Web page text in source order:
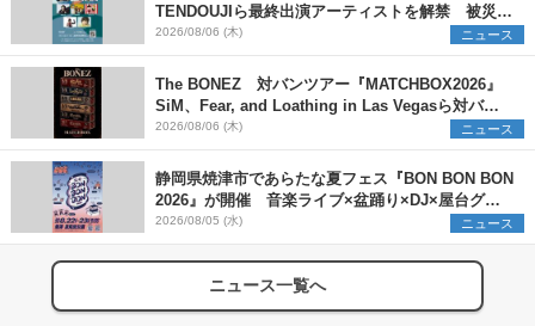
TENDOUJIら最終出演アーティストを解禁 被災地
支援プロジェクトの始動も発表
2026/08/06 (木) ニュース
The BONEZ 対バンツアー『MATCHBOX2026』
SiM、Fear, and Loathing in Las Vegasら対バン
アーティストを一斉解禁
2026/08/06 (木) ニュース
静岡県焼津市であらたな夏フェス『BON BON BON
2026』が開催 音楽ライブ×盆踊り×DJ×屋台グル
メ×ランタンナイトで彩る2日間
2026/08/05 (水) ニュース
ニュース一覧へ